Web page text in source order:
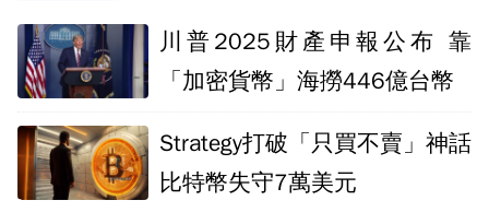
川普2025財產申報公布 靠
「加密貨幣」海撈446億台幣
Strategy打破「只買不賣」神話
比特幣失守7萬美元